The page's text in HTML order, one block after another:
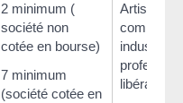
2 minimum (
société non
cotée en bourse)
7 minimum
(société cotée en
Artisan,
industriel
profession
libérale